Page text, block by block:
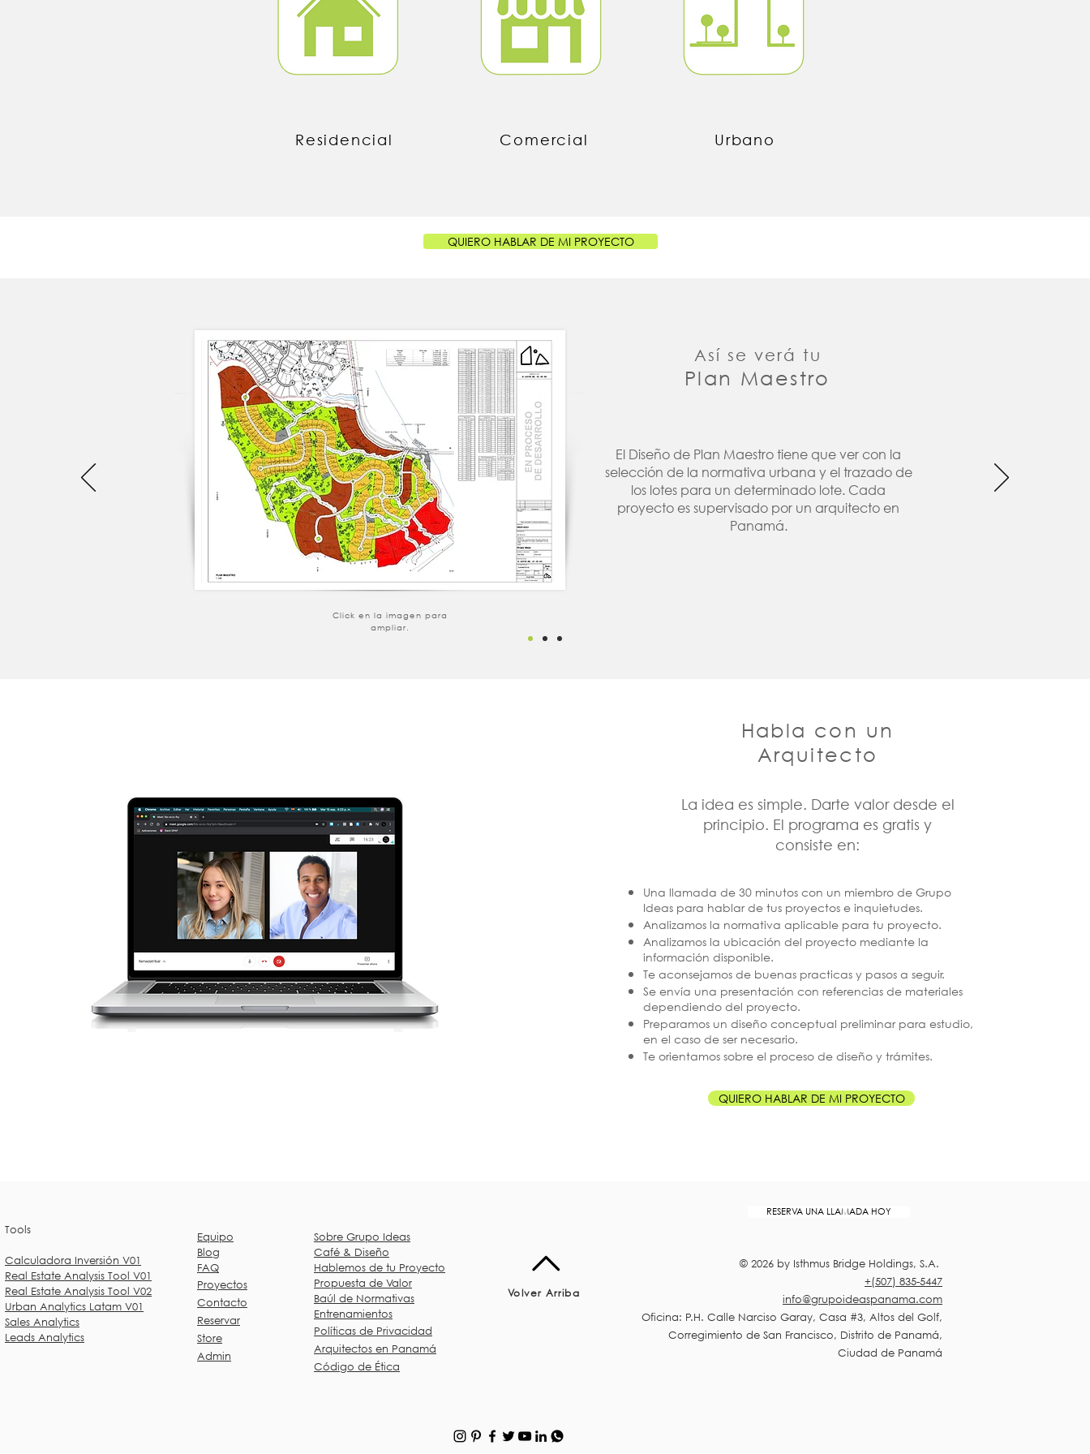
Residencial Comercial Urbano
QUIERO HABLAR DE MI PROYECTO
Así se verá tu
Plan Maestro
El Diseño de Plan Maestro tiene que ver con la
selección de la normativa urbana y el trazado de
los lotes para un determinado lote. Cada
proyecto es supervisado por un arquitecto en
Panamá.
Click en la imagen para
ampliar.
Habla con un
Arquitecto
La idea es simple. Darte valor desde el
principio. El programa es gratis y
consiste en:
Una llamada de 30 minutos con un miembro de Grupo
Ideas para hablar de tus proyectos e inquietudes.
Analizamos la normativa aplicable para tu proyecto.
Analizamos la ubicación del proyecto mediante la
información disponible.
Te aconsejamos de buenas practicas y pasos a seguir.
Se envía una presentación con referencias de materiales
dependiendo del proyecto.
Preparamos un diseño conceptual preliminar para estudio,
en el caso de ser necesario.
Te orientamos sobre el proceso de diseño y trámites.
QUIERO HABLAR DE MI PROYECTO
RESERVA UNA LLAMADA HOY
Tools
Calculadora Inversión V01
Real Estate Analysis Tool V01
Real Estate Analysis Tool V02
Urban Analytics Latam V01
Sales Analytics
Leads Analytics
Equipo
Blog
FAQ
Proyectos
Contacto
Reservar
Store
Admin
Sobre Grupo Ideas
Café & Diseño
Hablemos de tu Proyecto
Propuesta de Valor
Baúl de Normativas
Entrenamientos
Políticas de Privacidad
Arquitectos en Panamá
​Código de Ética
Volver Arriba
© 2026 by Isthmus Bridge Holdings, S.A.
+(507) 835-5447
info@grupoideaspanama.com
Oficina: P.H. Calle Narciso Garay, Casa #3, Altos del Golf,
Corregimiento de San Francisco, Distrito de Panamá,
Ciudad de Panamá